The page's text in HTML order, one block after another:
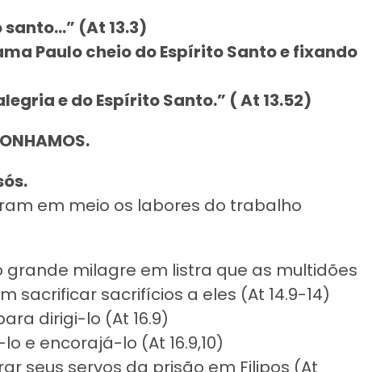
(At 13.3)
Paulo cheio do Espírito Santo e fixando
e do Espírito Santo.” ( At 13.52)
em meio os labores do trabalho
grande milagre em listra que as multidões
sacrificar sacrifícios a eles (At 14.9-14)
dirigi-lo (At 16.9)
e encorajá-lo (At 16.9,10)
seus servos da prisão em Filipos (At